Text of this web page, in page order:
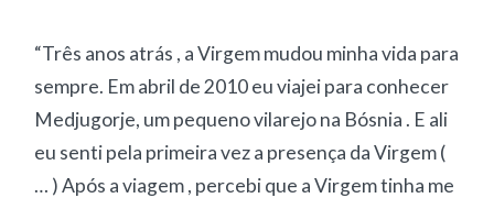
“Três anos atrás , a Virgem mudou minha vida para
sempre. Em abril de 2010 eu viajei para conhecer
Medjugorje, um pequeno vilarejo na Bósnia . E ali
eu senti pela primeira vez a presença da Virgem (
… ) Após a viagem , percebi que a Virgem tinha me